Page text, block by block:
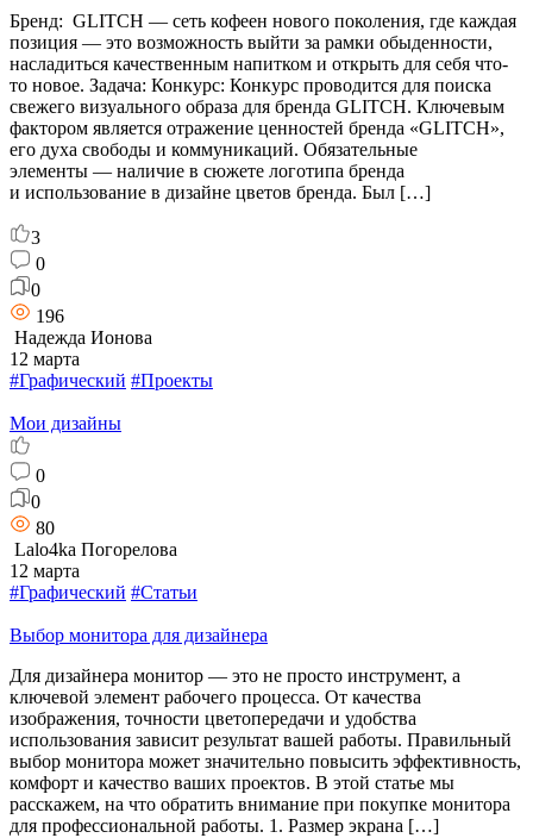
Бренд: GLITCH — сеть кофеен нового поколения, где каждая
позиция — это возможность выйти за рамки обыденности,
насладиться качественным напитком и открыть для себя что-
то новое. Задача: Конкурс: Конкурс проводится для поиска
свежего визуального образа для бренда GLITCH. Ключевым
фактором является отражение ценностей бренда «GLITCH»,
его духа свободы и коммуникаций. Обязательные
элементы — наличие в сюжете логотипа бренда
и использование в дизайне цветов бренда. Был […]
3
0
0
196
Надежда Ионова
12 марта
#Графический #Проекты
Мои дизайны
0
0
80
Lalo4ka Погорелова
12 марта
#Графический #Статьи
Выбор монитора для дизайнера
Для дизайнера монитор — это не просто инструмент, а
ключевой элемент рабочего процесса. От качества
изображения, точности цветопередачи и удобства
использования зависит результат вашей работы. Правильный
выбор монитора может значительно повысить эффективность,
комфорт и качество ваших проектов. В этой статье мы
расскажем, на что обратить внимание при покупке монитора
для профессиональной работы. 1. Размер экрана […]